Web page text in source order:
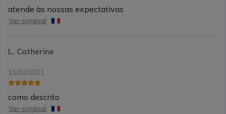
atende às nossas expectativas
Ver original
L. Catherine
13/02/2021
como descrito
Ver original